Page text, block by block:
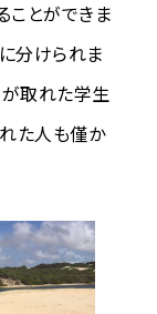
ことができま
分けられま
取れた学生
た人も僅か